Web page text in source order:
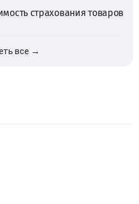
страхования товаров
все →